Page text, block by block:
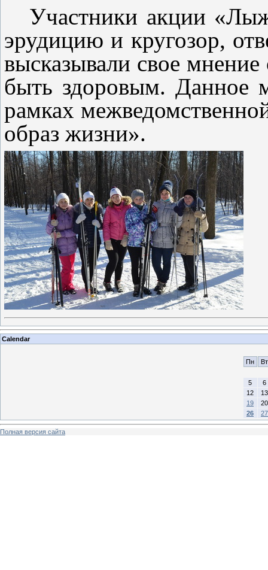
Участники акции
эрудицию и кругозор,
высказывали свое
быть здоровым. Данное
рамках
образ жизни».
Calendar
Пн Вт
5
6
12
13
19
20
26
27
Полная версия сайта